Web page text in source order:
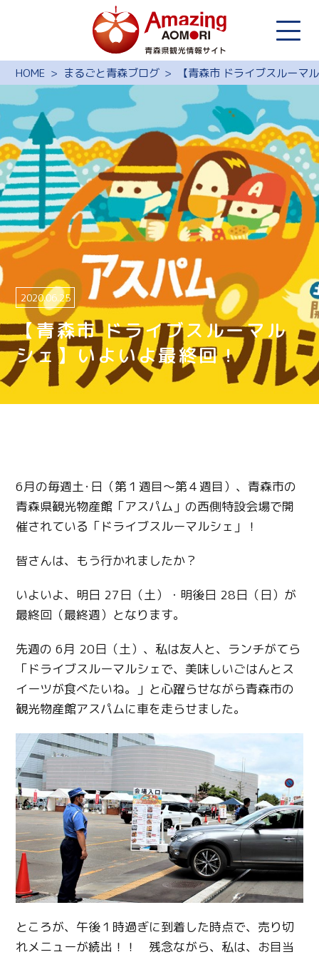
HOME まるごと青森ブログ 【青森市 ドライブスルーマ
【青森市 ドライブスルーマル
シェ】いよいよ最終回！
2020.06.25
6月の毎週土･日（第１週目～第４週目）、青森市の
青森県観光物産館「アスパム」の西側特設会場で開
催されている「ドライブスルーマルシェ」！
皆さんは、もう行かれましたか？
いよいよ、明日 27日（土）・明後日 28日（日）が
最終回（最終週）となります。
先週の 6月 20日（土）、私は友人と、ランチがてら
「ドライブスルーマルシェで、美味しいごはんとス
イーツが食べたいね。」と心躍らせながら青森市の
観光物産館アスパムに車を走らせました。
ところが、午後１時過ぎに到着した時点で、売り切
れメニューが続出！！ 残念ながら、私は、お目当